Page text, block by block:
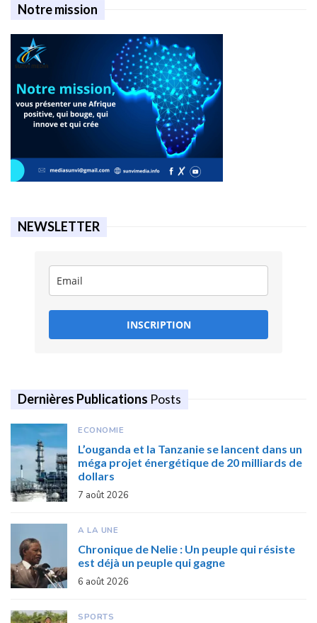
Notre mission
NEWSLETTER
INSCRIPTION
Dernières Publications Posts
ECONOMIE
L’ouganda et la Tanzanie se lancent dans un
méga projet énergétique de 20 milliards de
dollars
7 août 2026
A LA UNE
Chronique de Nelie : Un peuple qui résiste
est déjà un peuple qui gagne
6 août 2026
SPORTS